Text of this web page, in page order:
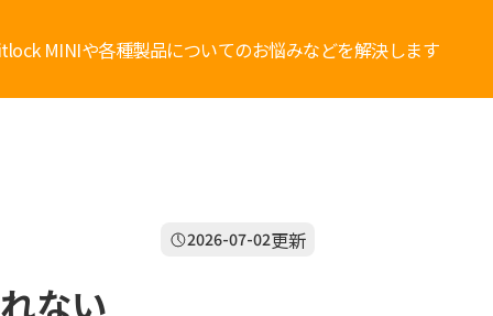
MINIや各種製品についてのお悩みなどを解決します
2026-07-02更新
ない